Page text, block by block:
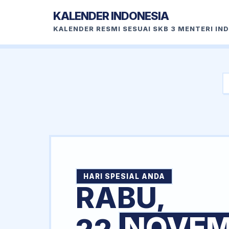
KALENDER INDONESIA
KALENDER RESMI SESUAI SKB 3 MENTERI
HARI SPESIAL ANDA
RABU,